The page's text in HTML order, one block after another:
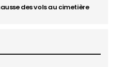
des vols au cimetière